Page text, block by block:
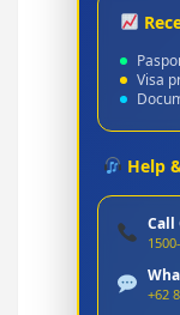
Visa
Help
Call
+62